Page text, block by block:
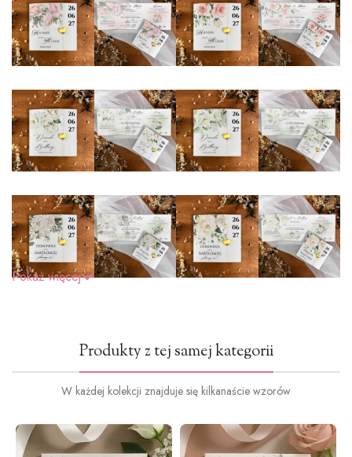
Pokaż więcej
Produkty z tej samej kategorii
W każdej kolekcji znajduje się kilkanaście wzorów